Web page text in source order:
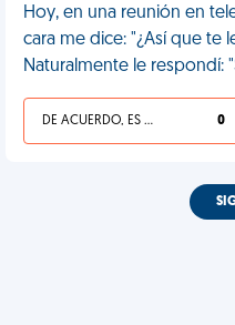
Hoy, en una reunión en
cara me dice: "¿Así que te
Naturalmente le respondí:
DE ACUERDO, ES UNA VIDA HP 0